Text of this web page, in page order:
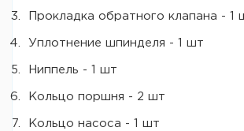
Прокладка обратного клапана - 1
Уплотнение шпинделя - 1 шт
Ниппель - 1 шт
Кольцо поршня - 2 шт
Кольцо насоса - 1 шт